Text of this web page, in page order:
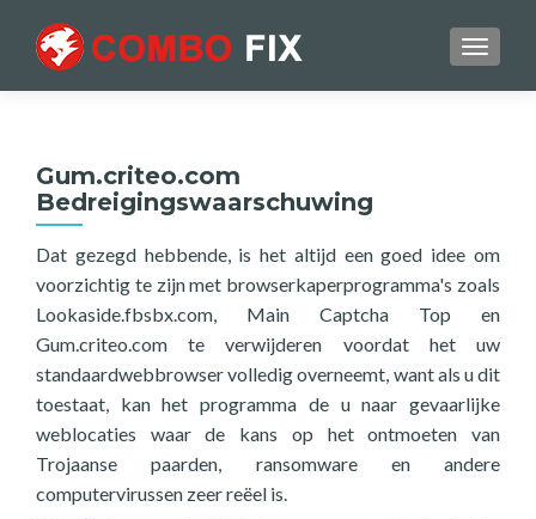
Gum.criteo.com
Bedreigingswaarschuwing
Dat gezegd hebbende, is het altijd een goed idee om
voorzichtig te zijn met browserkaperprogramma's zoals
Lookaside.fbsbx.com, Main Captcha Top en
Gum.criteo.com te verwijderen voordat het uw
standaardwebbrowser volledig overneemt, want als u dit
toestaat, kan het programma de u naar gevaarlijke
weblocaties waar de kans op het ontmoeten van
Trojaanse paarden, ransomware en andere
computervirussen zeer reëel is.